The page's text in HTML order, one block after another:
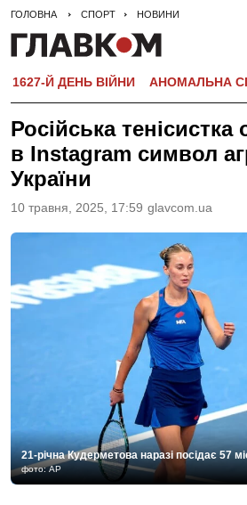
ГОЛОВНА СПОРТ НОВИНИ
1627-Й ДЕНЬ ВІЙНИ АНОМАЛЬНА
Російська тенісистка
в Instagram символ
України
10 травня, 2025, 17:59 glavcom.ua
21-річна Кудерметова наразі посідає 57
фото: AP